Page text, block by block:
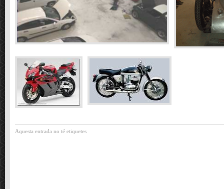
Aquesta entrada no té etiquetes